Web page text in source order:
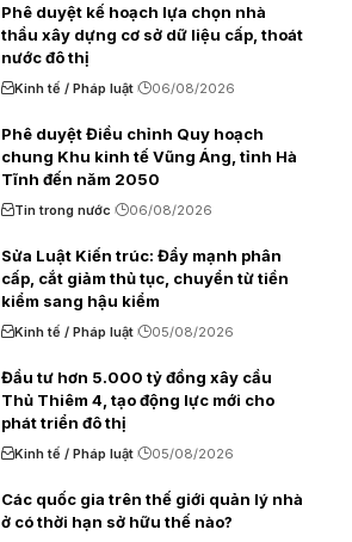
Phê duyệt kế hoạch lựa chọn nhà
thầu xây dựng cơ sở dữ liệu cấp, thoát
nước đô thị
Kinh tế / Pháp luật 06/08/2026
Phê duyệt Điều chỉnh Quy hoạch
chung Khu kinh tế Vũng Áng, tỉnh Hà
Tĩnh đến năm 2050
Tin trong nước 06/08/2026
Sửa Luật Kiến trúc: Đẩy mạnh phân
cấp, cắt giảm thủ tục, chuyển từ tiền
kiểm sang hậu kiểm
Kinh tế / Pháp luật 05/08/2026
Đầu tư hơn 5.000 tỷ đồng xây cầu
Thủ Thiêm 4, tạo động lực mới cho
phát triển đô thị
Kinh tế / Pháp luật 05/08/2026
Các quốc gia trên thế giới quản lý nhà
ở có thời hạn sở hữu thế nào?